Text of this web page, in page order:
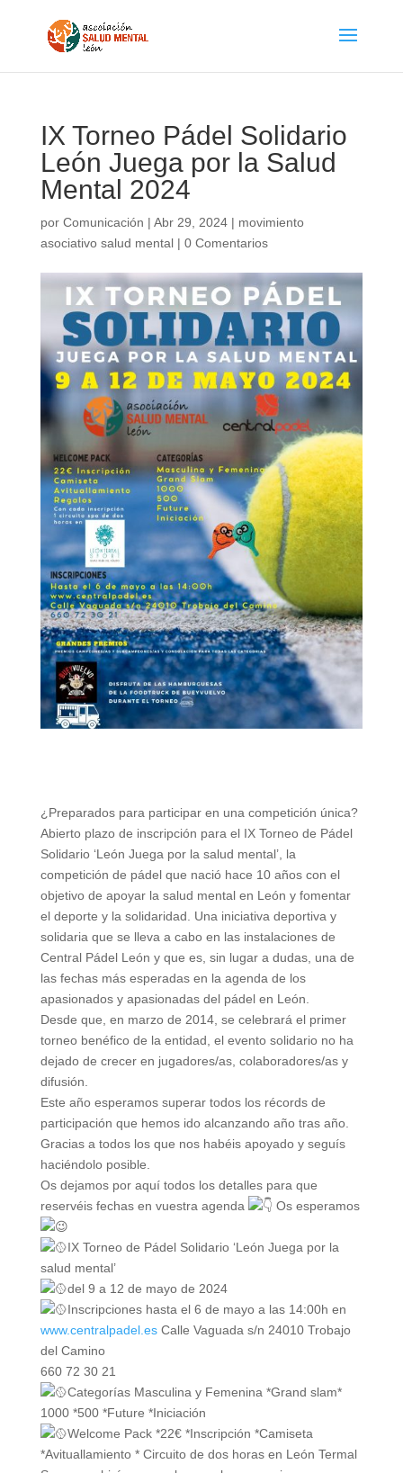
IX Torneo Pádel Solidario
León Juega por la Salud
Mental 2024
por Comunicación | Abr 29, 2024| movimiento
asociativo salud mental| 0 Comentarios
¿Preparados para participar en una competición única?
Abierto plazo de inscripción para el IX Torneo de Pádel
Solidario ‘León Juega por la salud mental’, la
competición de pádel que nació hace 10 años con el
objetivo de apoyar la salud mental en León y fomentar
el deporte y la solidaridad. Una iniciativa deportiva y
solidaria que se lleva a cabo en las instalaciones de
Central Pádel León y que es, sin lugar a dudas, una de
las fechas más esperadas en la agenda de los
apasionados y apasionadas del pádel en León.
Desde que, en marzo de 2014, se celebrará el primer
torneo benéfico de la entidad, el evento solidario no ha
dejado de crecer en jugadores/as, colaboradores/as y
difusión.
Este año esperamos superar todos los récords de
participación que hemos ido alcanzando año tras año.
Gracias a todos los que nos habéis apoyado y seguís
haciéndolo posible.
Os dejamos por aquí todos los detalles para que
reservéis fechas en vuestra agenda
Os esperamos
IX Torneo de Pádel Solidario ‘León Juega por la
salud mental’
del 9 a 12 de mayo de 2024
Inscripciones hasta el 6 de mayo a las 14:00h en
www.centralpadel.esCalle Vaguada s/n 24010 Trobajo
del Camino
660 72 30 21
Categorías Masculina y Femenina *Grand slam*
1000 *500 *Future *Iniciación
Welcome Pack *22€ *Inscripción *Camiseta
*Avituallamiento * Circuito de dos horas en León Termal